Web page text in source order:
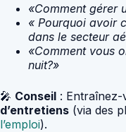
«Comment gérer
« Pourquoi avoir
dans le secteur
«Comment vous
nuit?»
🎤 Conseil : Entraînez-
d’entretiens (via des
l’emploi).